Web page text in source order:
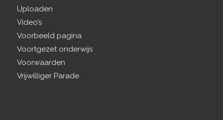
Uploaden
Video’s
Voorbeeld pagina
Voortgezet onderwijs
Voorwaarden
Vrijwilliger Parade